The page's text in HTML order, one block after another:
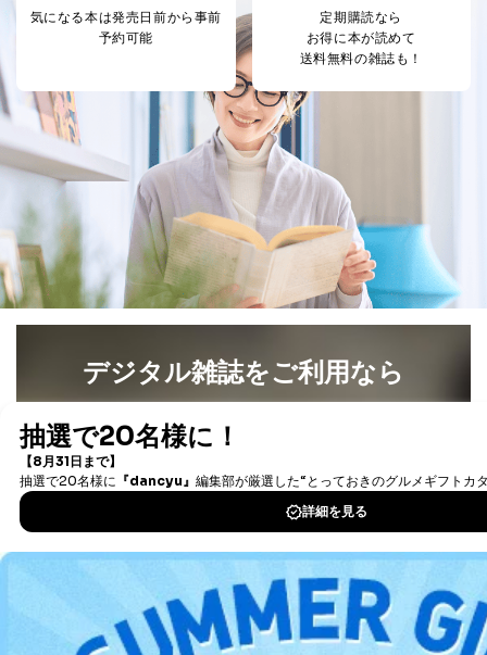
B.開示等の対応に際して、以下記載の項目のうち2項目
以上での本人確認を実施させていただきます。
商品を購入された個人のお客様：氏名、住所、電話番
号、顧客番号、メールアドレス
商品を購入された法人のお客様：氏名、会社名、部署
名、会社住所、電話番号、顧客番号、メールアドレス
採用に応募された方：氏名、住所、所属学校（会社）
名
お取引先様：会社名、部署名、氏名、住所
株主様：氏名、住所、（会社名）
C.代理人様による開示等のご請求
開示等のご請求をすることについて代理人に委任する場
合は、前項の書類に加えて、下記書類をご同封くださ
い。
ご本人様が委任状に捺印し、捺印した印鑑の印鑑登
録証明書を添付してください。
代理人様が親権者などの法定代理人の場合は、委任
状に代えて、ご本人様との関係がわかる戸籍謄本も
しくは抄本、または住民票をご提出いただくことも
可能です。
代理人本人であることを確認するための書類
下記書類のうち、いずれかを同封してください。
・健康保険証の被保険者証の写し
D.手数料について
利用目的の通知、開示対象個人情報の開示請求につ
気になる本は発売日前から事前
予約可能
定期購読なら
お得に本が読めて
送料無料の雑誌も！
デジタル雑誌をご利用なら
書籍）が無料で読み放題！
DOWNLOAD FOR IOS
DOWNLOAD FOR ANDROID
ご利用方法はこちら